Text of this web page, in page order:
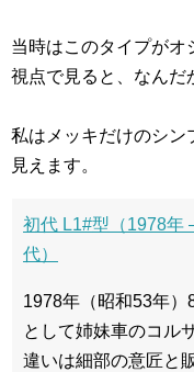
当時はこのタイプが
視点で見ると、なんだ
私はメッキだけのシン
見えます。
初代 L1#型（1978年
代）
1978年（昭和53年
として姉妹車のコル
違いは細部の意匠と